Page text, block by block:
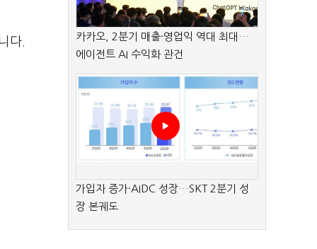
다.
카카오, 2분기 매출·영업익 역대 최대…
에이전트 AI 수익화 관건
가입자 증가·AIDC 성장…SKT 2분기 성
장 본궤도